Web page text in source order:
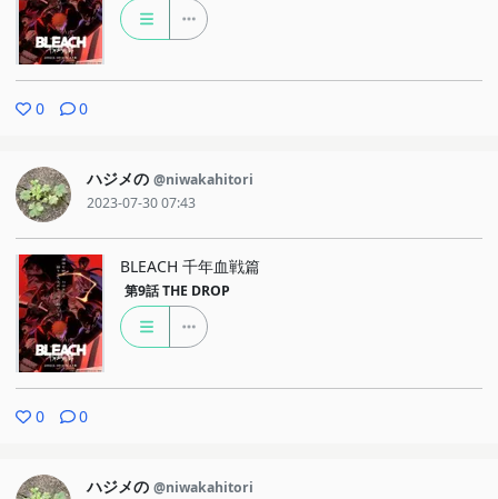
0 0
ハジメの @niwakahitori
2023-07-30 07:43
BLEACH 千年血戦篇
第9話 THE DROP
0 0
ハジメの @niwakahitori